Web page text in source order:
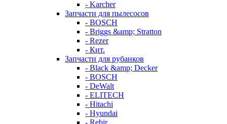
- Karcher
Запчасти для пылесосов
- BOSCH
- Briggs &amp; Stratton
- Rezer
- Кит.
Запчасти для рубанков
- Black &amp; Decker
- BOSCH
- DeWalt
- ELITECH
- Hitachi
- Hyundai
- Rebir